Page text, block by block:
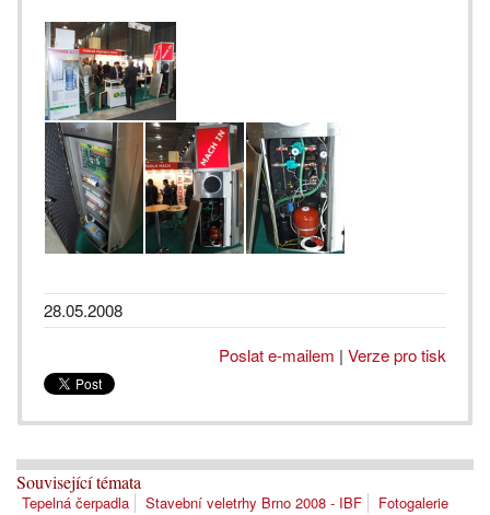
28.05.2008
Poslat e-mailem | Verze pro tisk
Související témata
Tepelná čerpadla Stavební veletrhy Brno 2008 - IBF Fotogalerie